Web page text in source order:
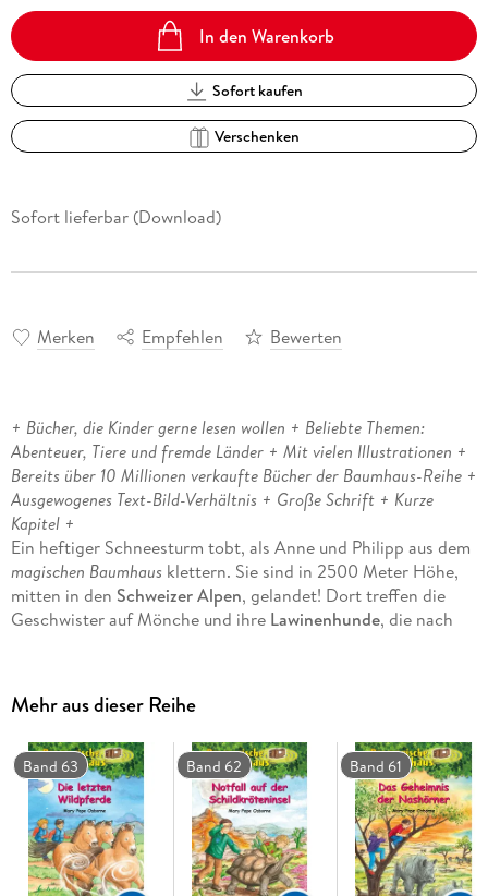
In den Warenkorb
Sofort kaufen
Verschenken
Sofort lieferbar (Download)
Merken Empfehlen Bewerten
+ Bücher, die Kinder gerne lesen wollen + Beliebte Themen:
Abenteuer, Tiere und fremde Länder + Mit vielen Illustrationen +
Bereits über 10 Millionen verkaufte Bücher der Baumhaus-Reihe +
Ausgewogenes Text-Bild-Verhältnis + Große Schrift + Kurze
Kapitel +
Ein heftiger Schneesturm tobt, als Anne und Philipp aus dem
magischen Baumhaus klettern. Sie sind in 2500 Meter Höhe,
mitten in den Schweizer Alpen, gelandet! Dort treffen die
Geschwister auf Mönche und ihre Lawinenhunde, die nach
Schnee. Können Anne und Philipp ihn retten, ohne selbst von
einer Lawine überrollt zu werden?
Die beliebteKinderbuch-Reihevon BestsellerautorinMary
Pope Osborne! Die Geschwister Anne und Philipp reisen mit
dem magischen Baumhaus durch die Zeit. Sie erleben
spannende Abenteuer
, entdeckenferne Länderund lernen
viele berühmte Persönlichkeiten kennen.
Mehr Infos zur Reihe und tolle Extras unter:
MagischesBaumhaus. de
Mehr aus dieser Reihe
Band 63 Band 62 Band 61